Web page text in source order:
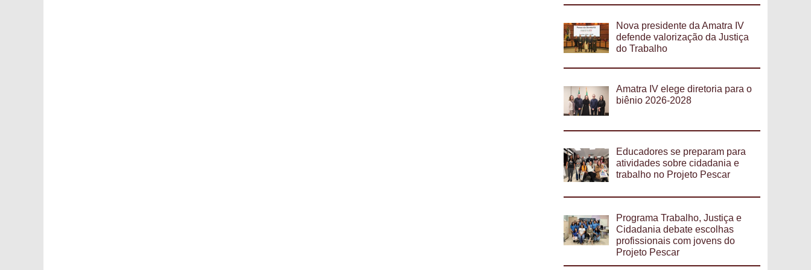
Nova presidente da Amatra IV
defende valorização da Justiça
do Trabalho
Amatra IV elege diretoria para o
biênio 2026-2028
Educadores se preparam para
atividades sobre cidadania e
trabalho no Projeto Pescar
Programa Trabalho, Justiça e
Cidadania debate escolhas
profissionais com jovens do
Projeto Pescar